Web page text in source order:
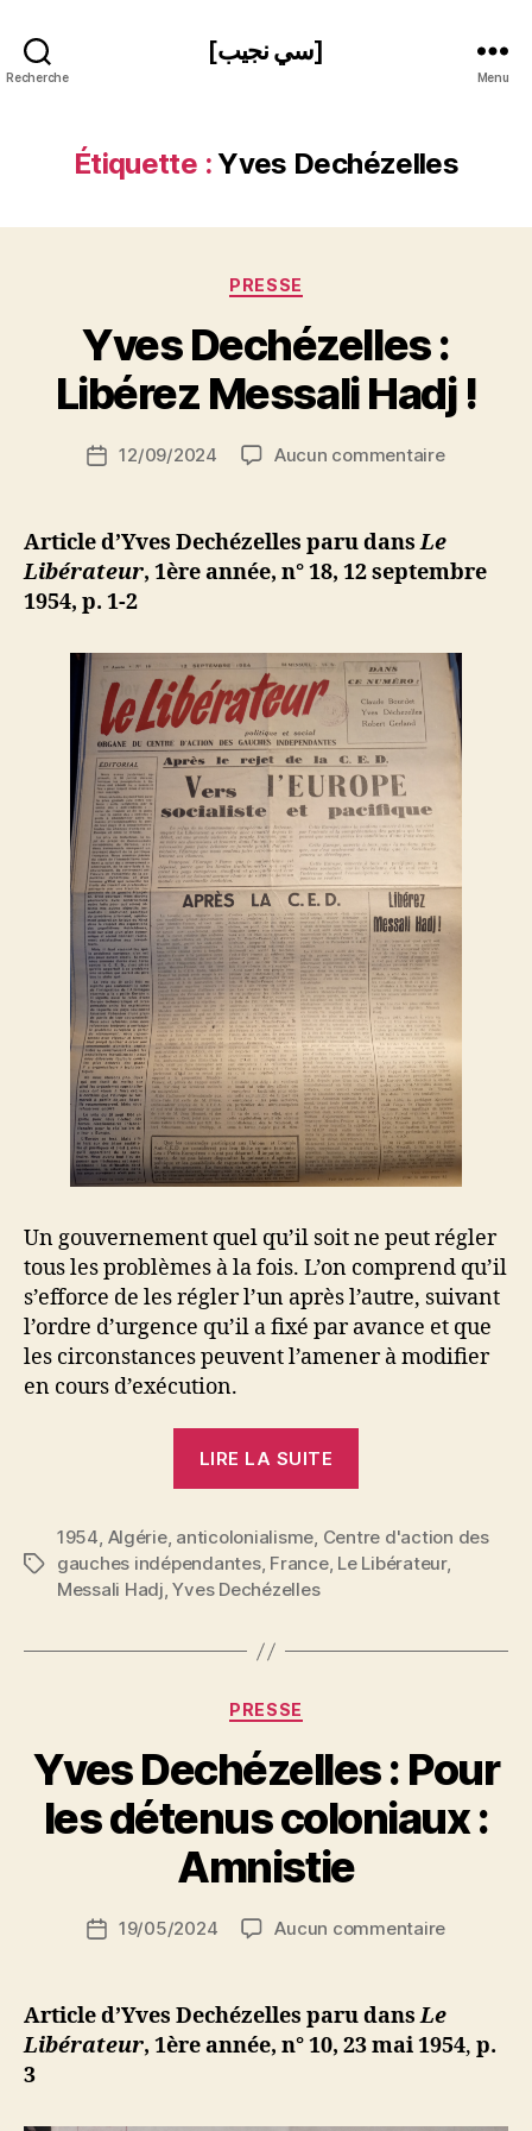
Recherche
[سي نجيب]
Menu
Étiquette :Yves Dechézelles
Catégories
PRESSE
Yves Dechézelles :
Libérez Messali Hadj !
de
P
a
S
N
ji
b
Date12/09/2024 Aucun commentairesur
Libérez
Messali
Article d’Yves Dechézelles paru dansLe
Libérateur, 1ère année, n° 18, 12 septembre
1954, p. 1-2
Un gouvernement quel qu’il soit ne peut régler
tous les problèmes à la fois. L’on comprend qu’il
s’efforce de les régler l’un après l’autre, suivant
l’ordre d’urgence qu’il a fixé par avance et que
les circonstances peuvent l’amener à modifier
en cours d’exécution.
LIRE LA SUITE
Libérez
Messali
Étiquettes
1954, Algérie, anticolonialisme, Centre d'action des
gauches indépendantes, France, Le Libérateur,
Messali Hadj,Yves Dechézelles
Catégories
PRESSE
Yves Dechézelles : Pour
les détenus coloniaux :
Amnistie
de
a
r
S
N
ji
b
Date19/05/2024 Aucun commentairesur
les
Article d’Yves Dechézelles paru dansLe
Libérateur, 1ère année, n° 10, 23 mai 1954, p.
3